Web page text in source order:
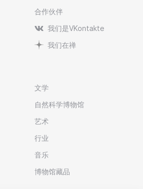
合作伙伴
我们是VKontakte
我们在禅
文学
自然科学博物馆
艺术
行业
音乐
博物馆藏品